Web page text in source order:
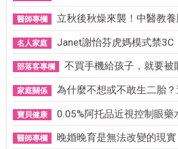
醫師專欄 立秋後秋燥來襲！中醫教養
名人家庭 Janet謝怡芬虎媽模式禁3C，看
部落客專欄 不買手機給孩子，就要被貼
家庭關係 為什麼不想或不敢生二胎？這
寶貝健康 0.05%阿托品近視控制眼藥水
醫師專欄 晚婚晚育是無法改變的現實